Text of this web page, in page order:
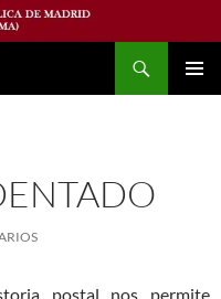
postal nos permite